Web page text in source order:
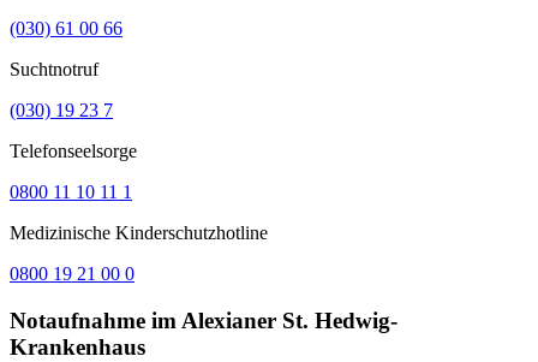
(030) 61 00 66
Suchtnotruf
(030) 19 23 7
Telefonseelsorge
0800 11 10 11 1
Medizinische Kinderschutzhotline
0800 19 21 00 0
Notaufnahme im Alexianer St. Hedwig-
Krankenhaus